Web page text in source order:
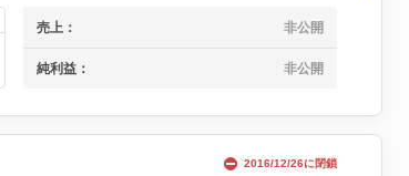
売上： 非公開
純利益： 非公開
2016/12/26に閉鎖